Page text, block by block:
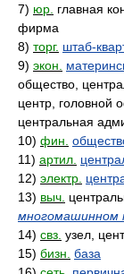
7) юр. главная
фирма
8) торг. штаб-
9) экон.
общество,
центр, головной
центральная
10) фин.
11) артил.
12) электр.
13) выч.
многомашинном
14) свз. узел,
15) бизн. база